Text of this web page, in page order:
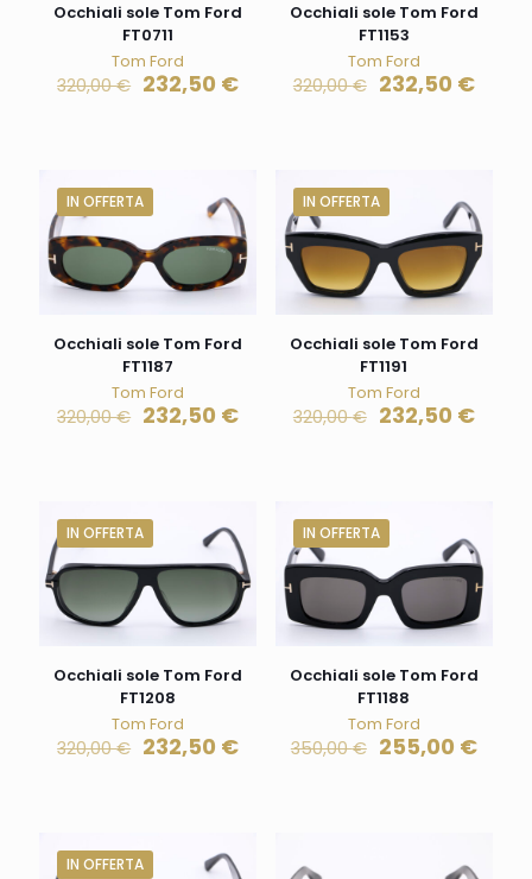
Occhiali sole Tom Ford
FT0711
Tom Ford
320,00€ 232,50 €
Occhiali sole Tom Ford
FT1153
Tom Ford
320,00€ 232,50 €
IN OFFERTA
Occhiali sole Tom Ford
FT1187
Tom Ford
320,00€ 232,50 €
IN OFFERTA
Occhiali sole Tom Ford
FT1191
Tom Ford
320,00€ 232,50 €
IN OFFERTA
Occhiali sole Tom Ford
FT1208
Tom Ford
320,00€ 232,50 €
IN OFFERTA
Occhiali sole Tom Ford
FT1188
Tom Ford
350,00€ 255,00 €
IN OFFERTA